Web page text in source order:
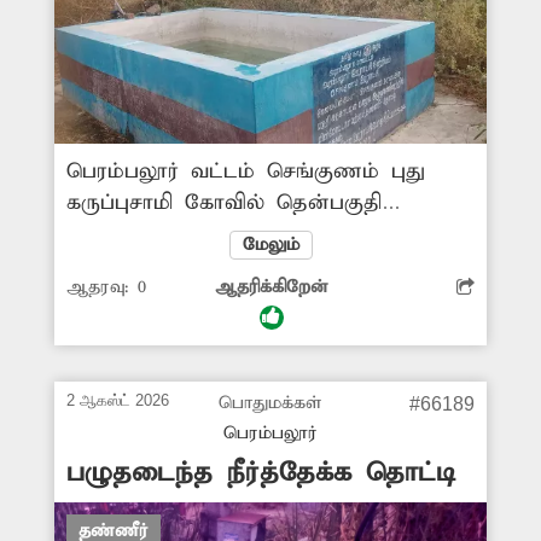
பெரம்பலூர் வட்டம் செங்குணம் புது
கருப்புசாமி கோவில் தென்பகுதி
தார்சாலையில் இருந்து ஐ.டி.ஐ. செல்லும்
வழியில் உள்ள சுடுகாட்டில்
அமைக்கப்பட்டு பயன்பாட்டில் இல்லாமல்
உள்ள தண்ணீர் தொட்டியால்
வருவதாக ‘தினத்தந்தி’ புகார் பெட்டியில்
செய்தி வெளியானது. இதைத்தொடர்ந்து
சம்பந்தப்பட்ட அதிகாரிகள் விரைந்து
நடவடிக்கை எடுத்து அந்த தண்ணீர்
தொட்டியை மீண்டும் பயன்பாட்டுக்கு
மேலும்
ஆதரவு: 0 ஆதரிக்கிறேன்
2 ஆகஸ்ட் 2026
பொதுமக்கள்
பெரம்பலூர்
#66189
பழுதடைந்த நீர்த்தேக்க தொட்டி
தண்ணீர்